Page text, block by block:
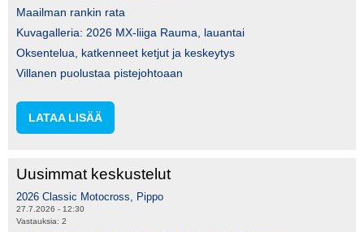
Maailman rankin rata
Kuvagalleria: 2026 MX-liiga Rauma, lauantai
Oksentelua, katkenneet ketjut ja keskeytys
Villanen puolustaa pistejohtoaan
LATAA LISÄÄ
Uusimmat keskustelut
2026 Classic Motocross, Pippo
27.7.2026 - 12:30
Vastauksia: 2